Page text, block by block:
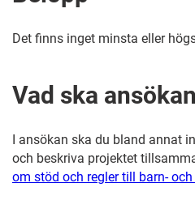
Det finns inget minsta eller
Vad ska
I ansökan ska du bland annat
och beskriva projektet
om stöd och regler till barn-